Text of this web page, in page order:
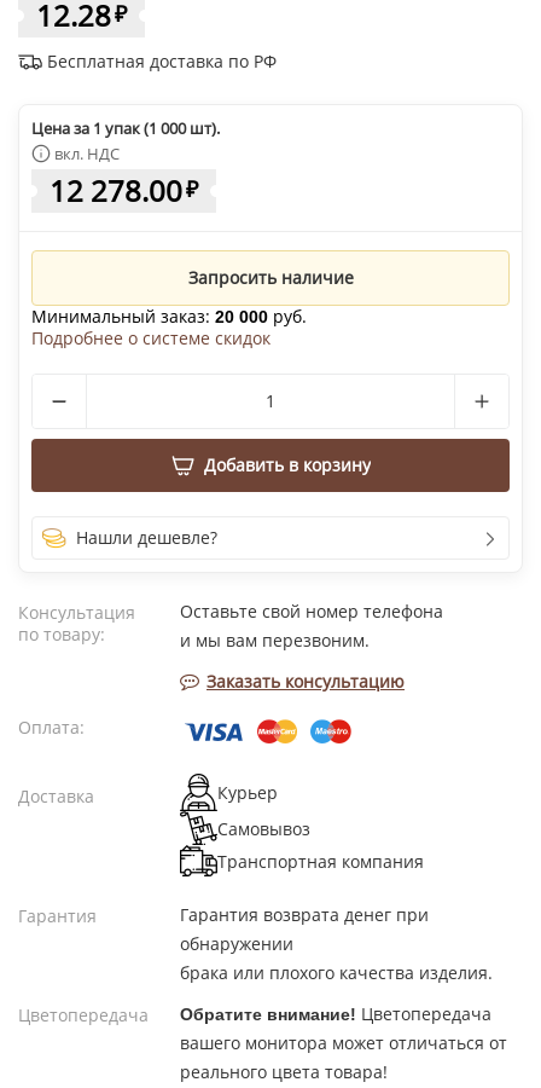
12.28₽
Бесплатная доставка по РФ
Цена за 1 упак (1 000 шт).
вкл. НДС
12 278.00₽
Запросить наличие
Минимальный заказ: 20 000 руб.
Подробнее о системе скидок
Добавить в корзину
Нашли дешевле?
Консультация
по товару:
Оставьте свой номер телефона
и мы вам перезвоним.
Заказать консультацию
Оплата:
Доставка
Курьер
Самовывоз
Транспортная компания
Гарантия
Гарантия возврата денег при
обнаружении
брака или плохого качества изделия.
Цветопередача
Обратите внимание! Цветопередача
вашего монитора может отличаться от
реального цвета товара!